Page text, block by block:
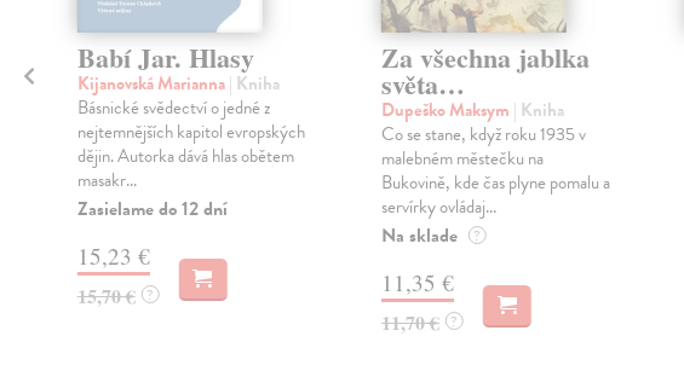
Babí Jar. Hlasy
Kijanovská Marianna| Kniha
Básnické svědectví o jedné z
nejtemnějších kapitol evropských
dějin. Autorka dává hlas obětem
masakr...
Zasielame do 12 dní
15,23 €
15,70 € ?
Za všechna jablka
světa…
Dupeško Maksym | Kniha
Co se stane, když roku 1935 v
malebném městečku na
Bukovině, kde čas plyne pomalu a
servírky ovládaj...
Na sklade ?
11,35 €
11,70 € ?